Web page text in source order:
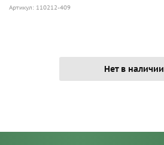
Артикул: 110212-409
Нет в наличии